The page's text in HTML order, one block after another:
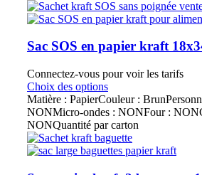
Sac SOS en papier kraft
Connectez-vous pour voir les tarifs
Choix des options
Matière : PapierCouleur :
NONMicro-ondes : NONFour :
NONQuantité par carton